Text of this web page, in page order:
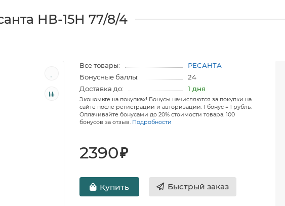
НВ-15Н 77/8/4
Все товары:
РЕСАНТА
Бонусные баллы:
24
Доставка до:
1 дня
Экономьте на покупках! Бонусы начисляются за покупки на
сайте после регистрации и авторизации. 1 бонус = 1 рубль.
Оплачивайте бонусами до 20% стоимости товара. 100
бонусов за отзыв. Подробности
2390₽
Купить Быстрый заказ